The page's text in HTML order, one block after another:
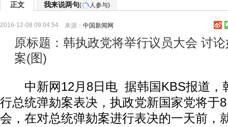
正文 我来说两句( 人参与)
2016-12-08 09:04:54 来源： 中国新闻网
原标题：韩执政党将举行议员大会 讨
案(图)
中新网12月8日电 据韩国KBS报道，
行总统弹劾案表决，执政党新国家党将于
会，在对总统弹劾案进行表决的一天前，